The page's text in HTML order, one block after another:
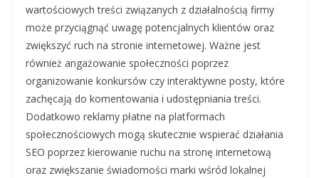
wartościowych treści związanych z działalnością firmy
może przyciągnąć uwagę potencjalnych klientów oraz
zwiększyć ruch na stronie internetowej. Ważne jest
również angażowanie społeczności poprzez
organizowanie konkursów czy interaktywne posty, które
zachęcają do komentowania i udostępniania treści.
Dodatkowo reklamy płatne na platformach
społecznościowych mogą skutecznie wspierać działania
SEO poprzez kierowanie ruchu na stronę internetową
oraz zwiększanie świadomości marki wśród lokalnej